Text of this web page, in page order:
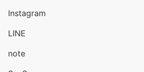
Instagram
LINE
note